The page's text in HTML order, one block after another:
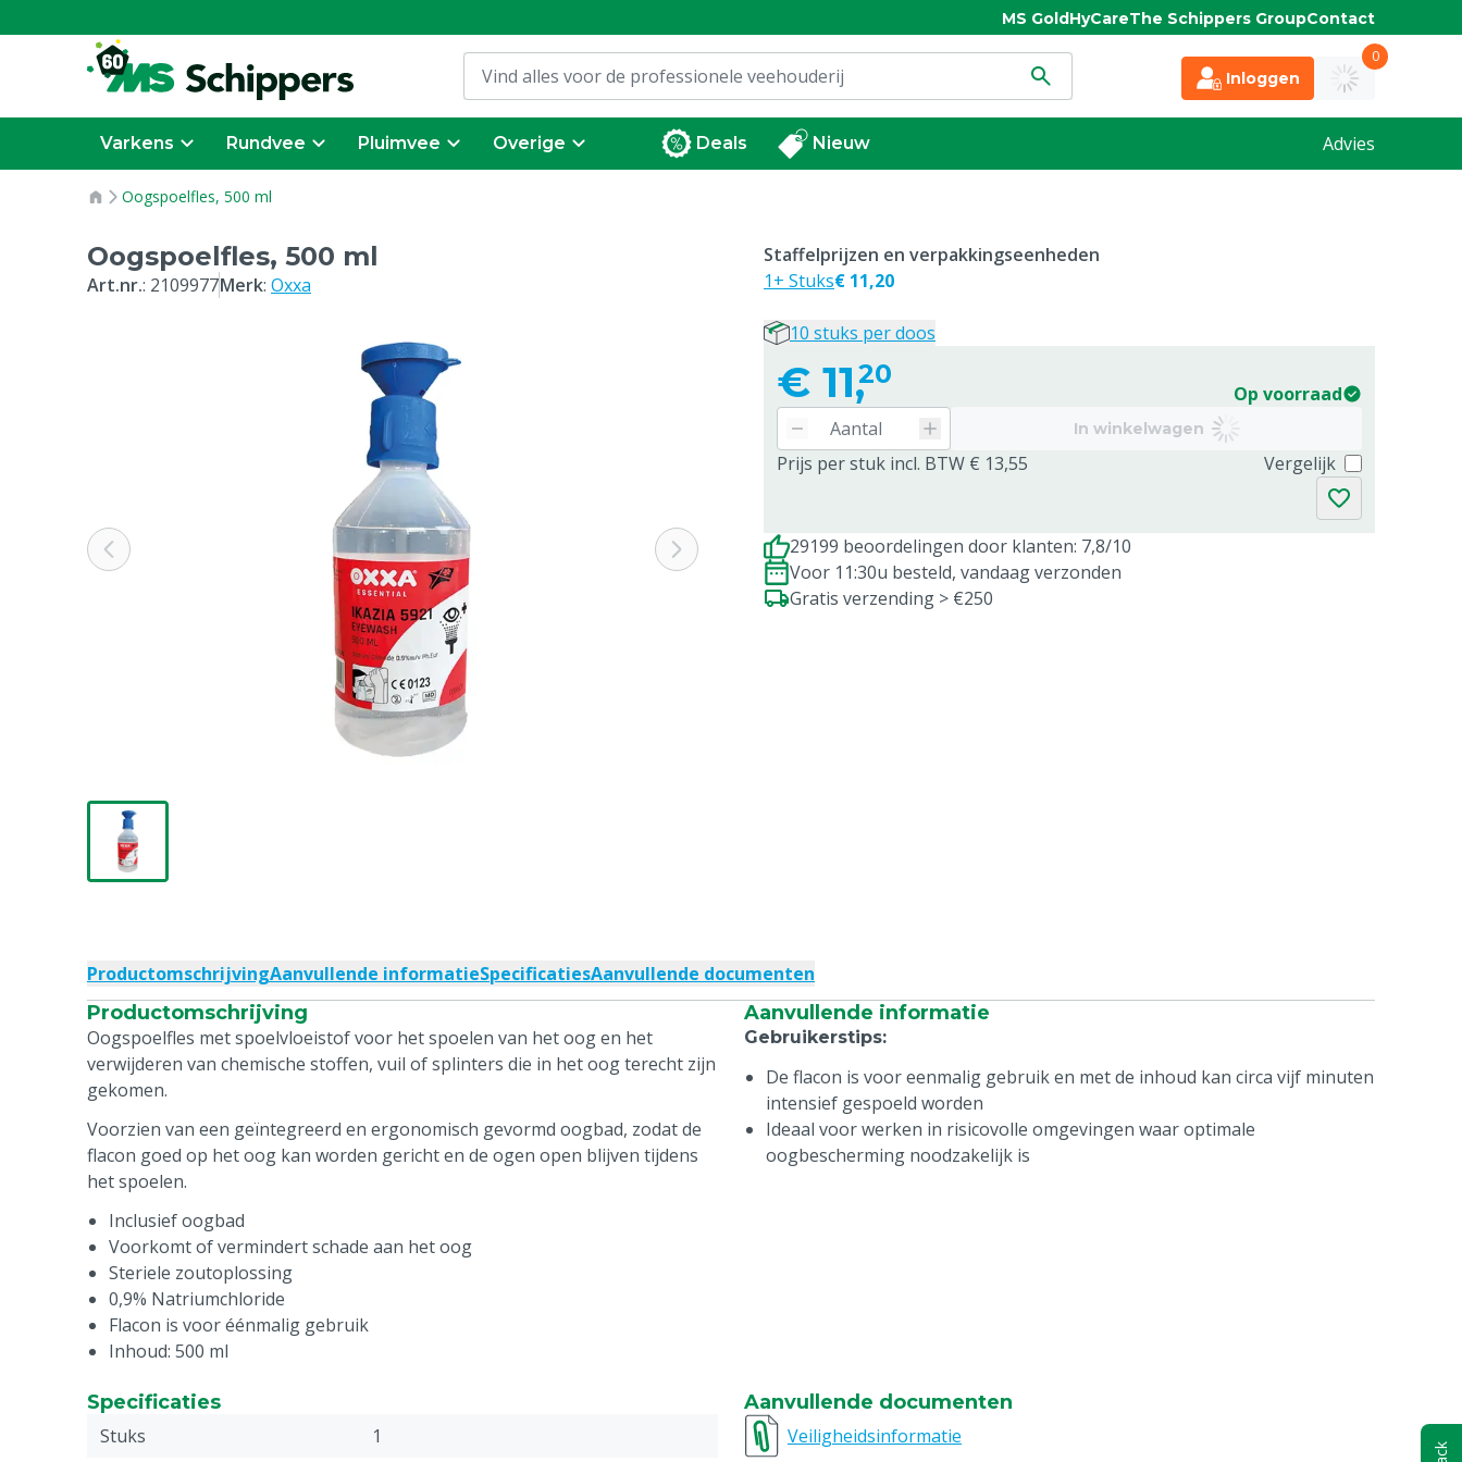
MS GoldHyCareThe Schippers GroupContact
Inloggen
0
Varkens Rundvee Pluimvee Overige Deals Nieuw Advies
Oogspoelfles, 500 ml
Oogspoelfles, 500 ml
Art.nr.: 2109977Merk: Oxxa
€ 11,20
Op voorraad
In winkelwagen
Prijs per stuk incl. BTW € 13,55 Vergelijk
Staffelprijzen en verpakkingseenheden
1+ Stuks€ 11,20
10 stuks per doos
29199 beoordelingen door klanten: 7,8/10
Voor 11:30u besteld, vandaag verzonden
Gratis verzending > €250
ProductomschrijvingAanvullende informatieSpecificatiesAanvullende documenten
Productomschrijving
Oogspoelfles met spoelvloeistof voor het spoelen van het oog en het
verwijderen van chemische stoffen, vuil of splinters die in het oog terecht zijn
gekomen.
Voorzien van een geïntegreerd en ergonomisch gevormd oogbad, zodat de
flacon goed op het oog kan worden gericht en de ogen open blijven tijdens
het spoelen.
Inclusief oogbad
Voorkomt of vermindert schade aan het oog
Steriele zoutoplossing
0,9% Natriumchloride
Flacon is voor éénmalig gebruik
Inhoud: 500 ml
Aanvullende informatie
Gebruikerstips:
De flacon is voor eenmalig gebruik en met de inhoud kan circa vijf minuten
intensief gespoeld worden
Ideaal voor werken in risicovolle omgevingen waar optimale
oogbescherming noodzakelijk is
Specificaties
Stuks
1
Aanvullende documenten
Veiligheidsinformatie